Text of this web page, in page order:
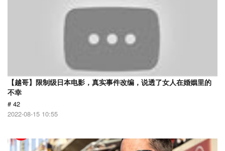
【越哥】限制级日本电影，真实事件改编，说透了女人在婚姻里的
不幸
# 42
2022-08-15 10:55